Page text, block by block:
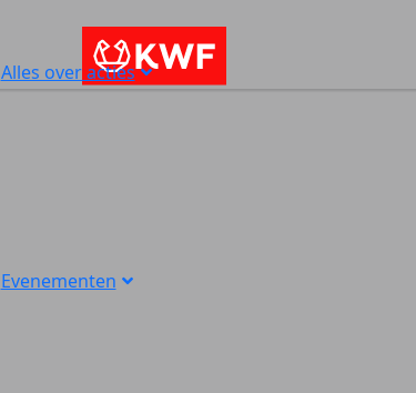
Alles over acties
Evenementen